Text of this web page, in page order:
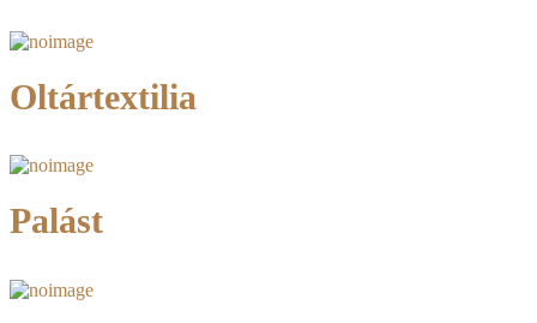
Oltártextilia
Palást